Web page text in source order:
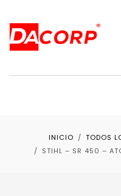
INICIO TODOS
STIHL – SR 450 –